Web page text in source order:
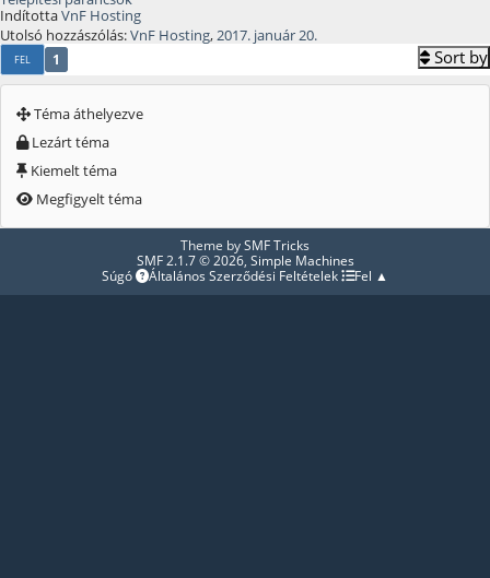
IndítottaVnF Hosting
Utolsó hozzászólás:VnF Hosting,2017. január 20.
FEL 1 Sort by
Téma áthelyezve
Lezárt téma
Kiemelt téma
Megfigyelt téma
Theme bySMF Tricks
SMF 2.1.7 © 2026, Simple Machines
Súgó
Általános Szerződési Feltételek Fel ▲